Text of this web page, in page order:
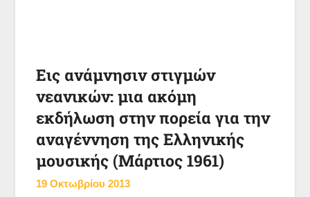
Εις ανάμνησιν στιγμών
νεανικών: μια ακόμη
εκδήλωση στην πορεία για την
αναγέννηση της Ελληνικής
μουσικής (Μάρτιος 1961)
19 Οκτωβρίου 2013